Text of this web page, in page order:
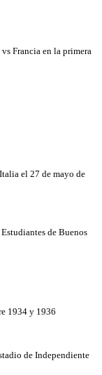
Francia en la primera
el 27 de mayo de
de Buenos
1934 y 1936
de Independiente